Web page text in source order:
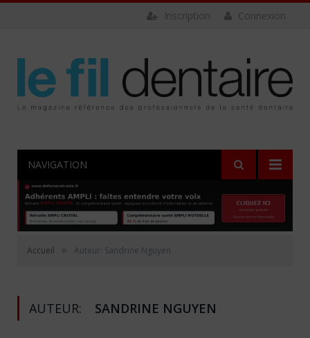
Connexion
Inscription
NAVIGATION
Accueil » Auteur: Sandrine Nguyen
AUTEUR: SANDRINE NGUYEN